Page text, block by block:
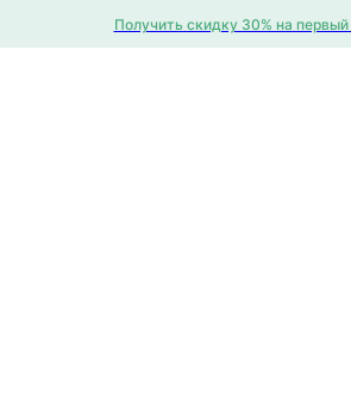
Получить скидку 30% на первый